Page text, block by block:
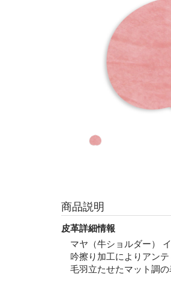
商品説明
皮革詳細情報
マヤ（牛ショルダー）
吟擦り加工によりアン
毛羽立たせたマット調